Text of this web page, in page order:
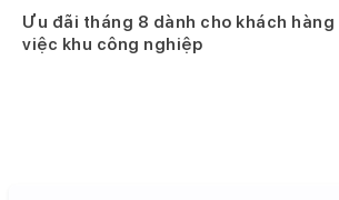
Ưu đãi tháng 8 dành cho khách hàng
việc khu công nghiệp